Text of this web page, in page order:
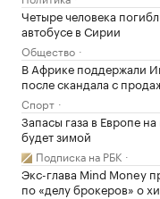
Четыре человека
автобусе в Сирии
Общество
В Африке поддержали
после скандала с
Спорт
Запасы газа в Европе
будет зимой
Подписка на РБК
Экс-глава Mind Money
по «делу брокеров» о